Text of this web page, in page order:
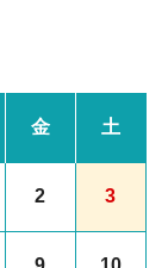
金 土
2 3